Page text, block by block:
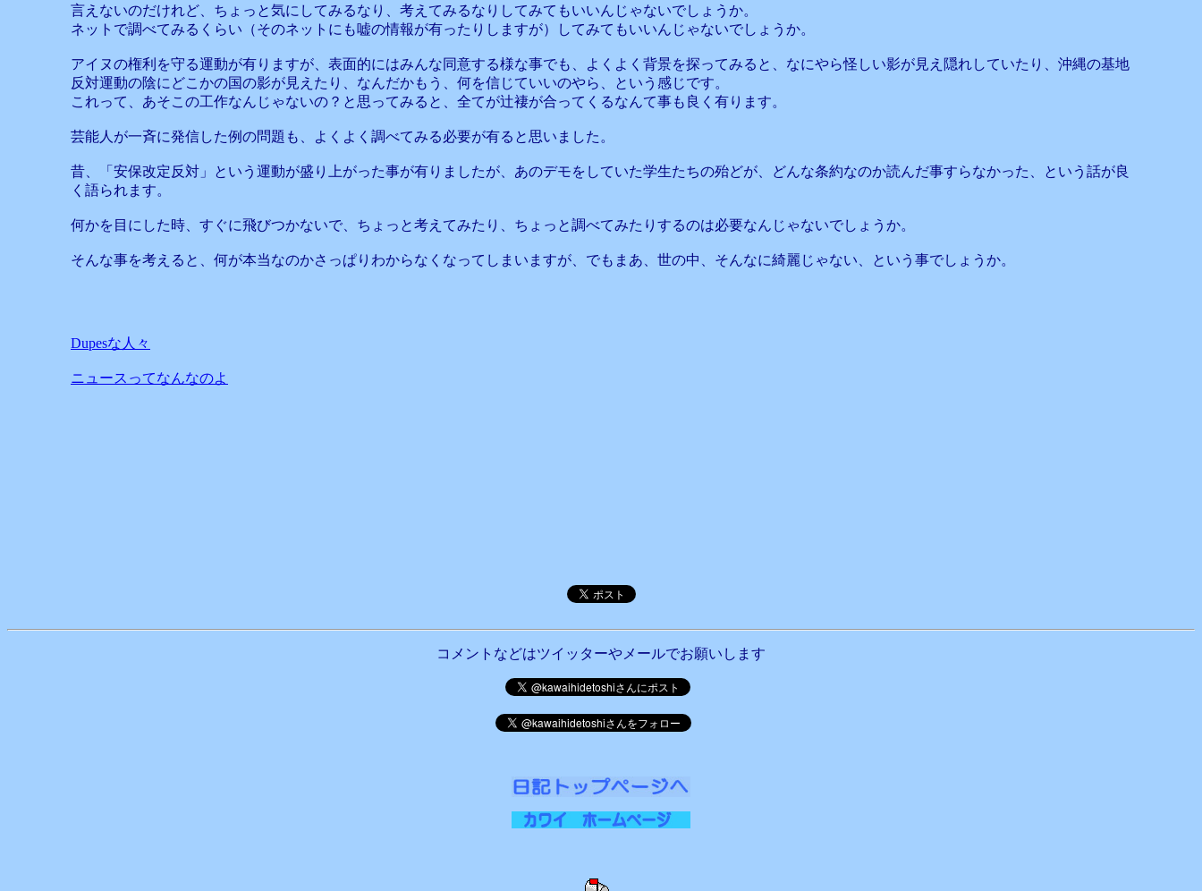
言えないのだけれど、ちょっと気にしてみるなり、考えてみるなりしてみてもいいんじゃないでしょうか。
ネットで調べてみるくらい（そのネットにも嘘の情報が有ったりしますが）してみてもいいんじゃないでしょうか。
アイヌの権利を守る運動が有りますが、表面的にはみんな同意する様な事でも、よくよく背景を探ってみると、なにやら怪しい影が見え隠れしていたり、沖縄の基地
反対運動の陰にどこかの国の影が見えたり、なんだかもう、何を信じていいのやら、という感じです。
これって、あそこの工作なんじゃないの？と思ってみると、全てが辻褄が合ってくるなんて事も良く有ります。
芸能人が一斉に発信した例の問題も、よくよく調べてみる必要が有ると思いました。
昔、「安保改定反対」という運動が盛り上がった事が有りましたが、あのデモをしていた学生たちの殆どが、どんな条約なのか読んだ事すらなかった、という話が良
く語られます。
何かを目にした時、すぐに飛びつかないで、ちょっと考えてみたり、ちょっと調べてみたりするのは必要なんじゃないでしょうか。
そんな事を考えると、何が本当なのかさっぱりわからなくなってしまいますが、でもまあ、世の中、そんなに綺麗じゃない、という事でしょうか。
Dupesな人々
ニュースってなんなのよ
コメントなどはツイッターやメールでお願いします